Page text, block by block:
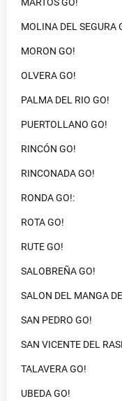
MOLINA DEL SEGURA
MORON GO!
OLVERA GO!
PALMA DEL RIO GO!
PUERTOLLANO GO!
RINCÓN GO!
RINCONADA GO!
RONDA GO!:
ROTA GO!
RUTE GO!
SALOBREÑA GO!
SALON DEL MANGA
SAN PEDRO GO!
SAN VICENTE DEL
TALAVERA GO!
UBEDA GO!